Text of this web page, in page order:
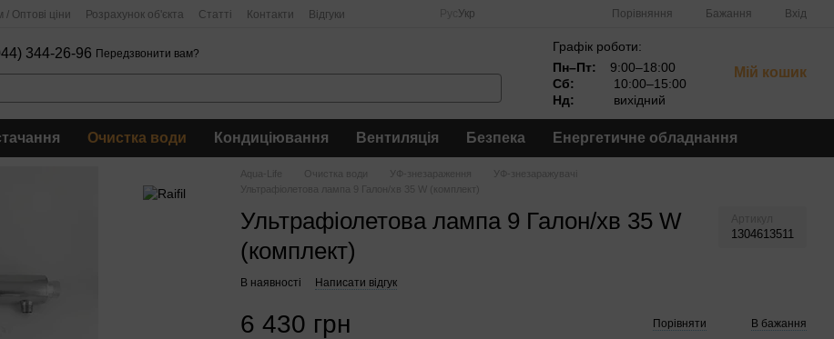
Оптові ціни Розрахунок об'єкта Статті Контакти Відгуки Укр Порівняння Бажання Вхід
344-26-96 Передзвонити вам?
Графік роботи:
Пн–Пт:
9:00–18:00
Сб:
10:00–15:00
Нд:
вихідний
Мій кошик
Очистка води Кондиціювання Вентиляція Безпека Енергетичне обладнання
Aqua-Life Очистка води УФ-знезараження
УФ-знезаражувачі
Ультрафіолетова лампа 9 Галон/хв 35 W (комплект)
Ультрафіолетова лампа 9 Галон/хв 35 W
(комплект)
1304613511
В наявності Написати відгук
6 430 грн Порівняти В бажання